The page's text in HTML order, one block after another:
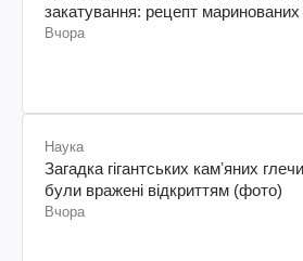
закатування: рецепт маринованих
Вчора
Наука
Загадка гігантських камʼяних
були вражені відкриттям (фото)
Вчора